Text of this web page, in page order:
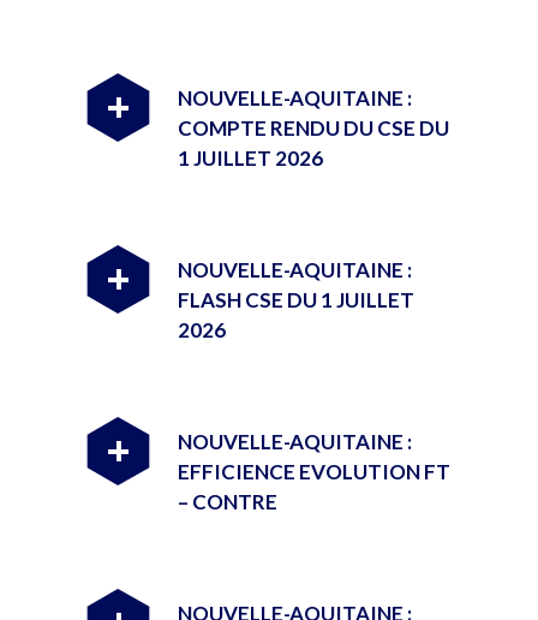
+
NOUVELLE-AQUITAINE :
COMPTE RENDU DU CSE DU
1 JUILLET 2026
+
NOUVELLE-AQUITAINE :
FLASH CSE DU 1 JUILLET
2026
+
NOUVELLE-AQUITAINE :
EFFICIENCE EVOLUTION FT
– CONTRE
NOUVELLE-AQUITAINE :